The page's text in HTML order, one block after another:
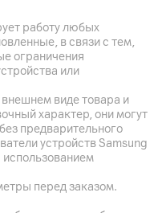
работу любых
в связи с тем,
ограничения
или
виде товара и
характер, они могут
предварительного
устройств Samsung
использованием
перед заказом.